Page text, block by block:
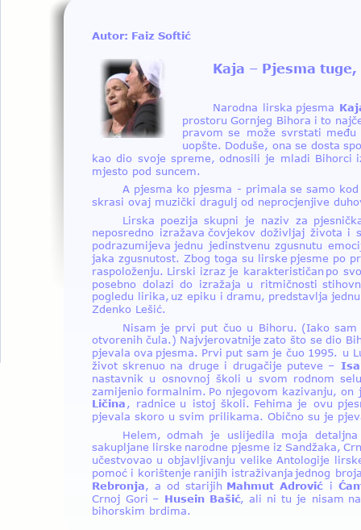
Autor: Faiz Softić
Kaja – Pjesma
Narodna lirska pjesma
prostoru Gornjeg Bihora i to
pravom se može svrstati
uopšte. Doduše, ona se dosta
kao dio svoje spreme, odnosili je mladi Bihorci
mjesto pod suncem.
A pjesma ko pjesma - primala se samo
skrasi ovaj muzički dragulj od neprocjenjive
Lirska poezija skupni je naziv za
neposredno izražava čovjekov doživljaj života i
podrazumijeva jednu jedinstvenu zgusnutu
jaka zgusnutost. Zbog toga su lirske pjesme po
raspoloženju. Lirski izraz je karakterističan po
posebno dolazi do izražaja u ritmičnosti
pogledu lirika, uz epiku i dramu, predstavlja
Zdenko Lešić.
Nisam je prvi put čuo u Bihoru. (Iako
otvorenih čula.) Najvjerovatnije zato što se dio
pjevala ova pjesma. Prvi put sam je čuo 1995. u
život skrenuo na druge i drugačije puteve –
nastavnik u osnovnoj školi u svom rodnom
zamijenio formalnim. Po njegovom kazivanju, on
Ličina, radnice u istoj školi. Fehima je ovu
pjevala skoro u svim prilikama. Obično su je
Helem, odmah je uslijedila moja
sakupljane lirske narodne pjesme iz Sandžaka,
učestvovao u objavljivanju velike Antologije
pomoć i korištenje ranijih istraživanja jednog
Rebronja, a od starijih Mahmut Adrović i
Crnoj Gori – Husein Bašić, ali ni tu je nisam
bihorskim brdima.